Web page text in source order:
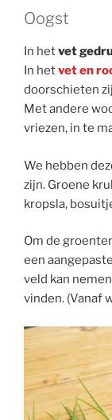
Oogst
In hetvet
In hetvet en
doorschieten
Met andere
vriezen, in te
We hebben
zijn. Groene
kropsla,
Om de
een
veld kan
vinden. (Vanaf